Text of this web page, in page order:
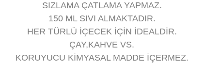
SIZLAMA ÇATLAMA YAPMAZ.
150 ML SIVI ALMAKTADIR.
HER TÜRLÜ İÇECEK İÇİN İDEALDİR.
ÇAY,KAHVE VS.
KORUYUCU KİMYASAL MADDE İÇERMEZ.